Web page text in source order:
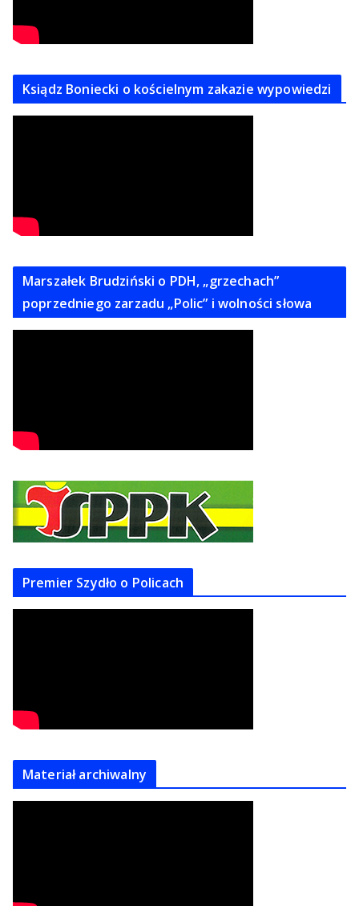
Ksiądz Boniecki o kościelnym zakazie wypowiedzi
Marszałek Brudziński o PDH, „grzechach”
poprzedniego zarzadu „Polic” i wolności słowa
Premier Szydło o Policach
Materiał archiwalny